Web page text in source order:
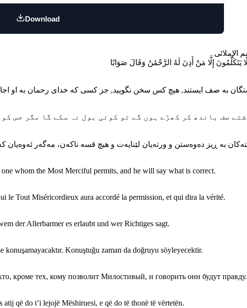
Download
whom the Most Merciful permits, and he will say what is correct.
le Tout Miséricordieux aura accordé la permission, et qui dira la vérité.
der Allerbarmer es erlaubt und wer Richtiges sagt.
Konuştuğu zaman da doğruyu söyleyecektir.
кроме тех, кому позволит Милостивый, и говорить они будут правду.
që do t’i lejojë Mëshiruesi, e që do të thonë të vërtetën.